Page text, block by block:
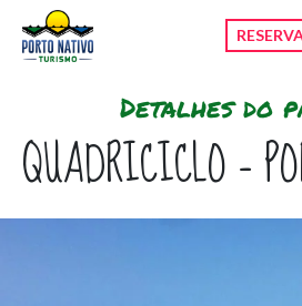
Detalhes do
QUADRICICLO –